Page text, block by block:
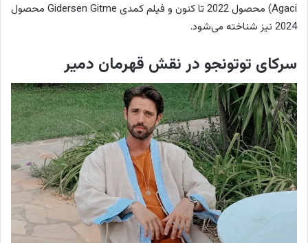
Agaci) محصول 2022 تا کنون و فیلم کمدی Gidersen Gitme محصول
2024 نیز شناخته می‌شود.
سرکای توتونجو در نقش قهرمان دمیر